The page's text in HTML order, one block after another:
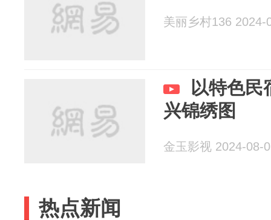
美丽乡村136 2024-
以特色民
兴锦绣图
金玉影视 2024-08-
热点新闻